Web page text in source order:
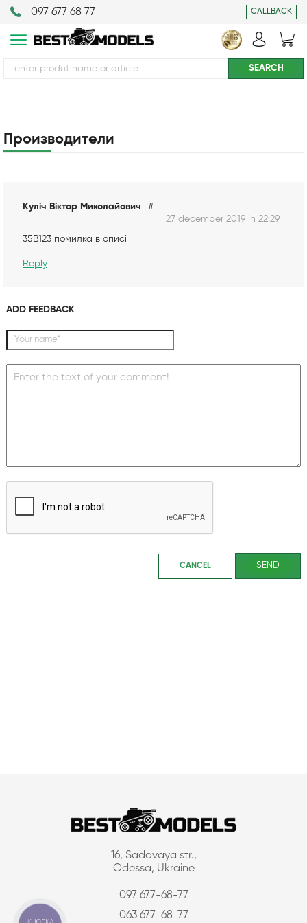
097 677 68 77 CALLBACK
Производители
Куліч Віктор Миколайович
#
27 december 2019 in 22:29
35B123 помилка в описі
Reply
ADD FEEDBACK
16, Sadovaya str.,
Odessa, Ukraine
097 677-68-77
063 677-68-77